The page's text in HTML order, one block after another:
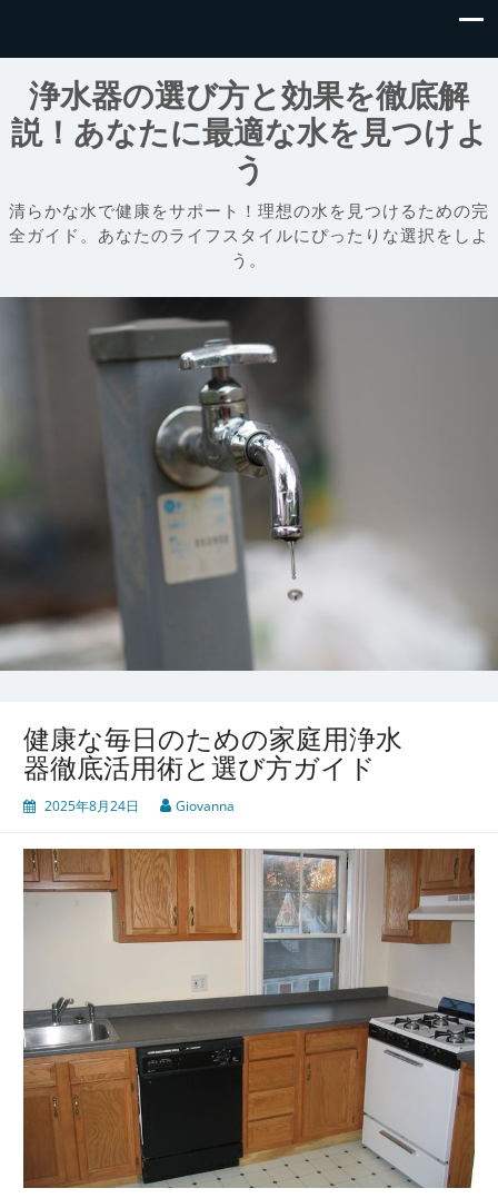
浄水器の選び方と効果を徹底解
説！あなたに最適な水を見つけよ
う
清らかな水で健康をサポート！理想の水を見つけるための完
全ガイド。あなたのライフスタイルにぴったりな選択をしよ
う。
健康な毎日のための家庭用浄水
器徹底活用術と選び方ガイド
2025年8月24日 Giovanna